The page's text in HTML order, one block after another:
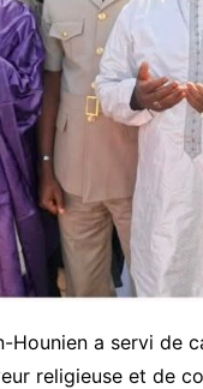
Hounien a servi de
religieuse et de